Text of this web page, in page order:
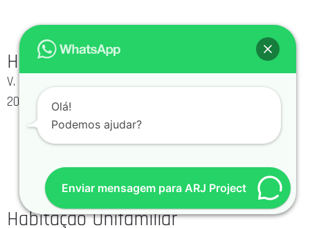
Habitação Apartamentos
V. N. de Famalicão, Portugal
2015
Habitação Unifamiliar
Enviar mensagem para ARJ Project
Olá!
Podemos ajudar?